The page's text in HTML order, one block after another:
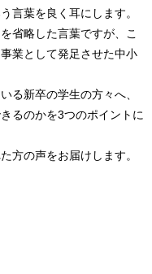
言葉を良く耳にします。
省略した言葉ですが、こ
業として発足させた中小
る新卒の学生の方々へ、
るのかを3つのポイントに
方の声をお届けします。